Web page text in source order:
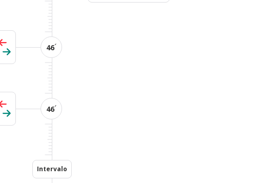
46´
46´
Intervalo